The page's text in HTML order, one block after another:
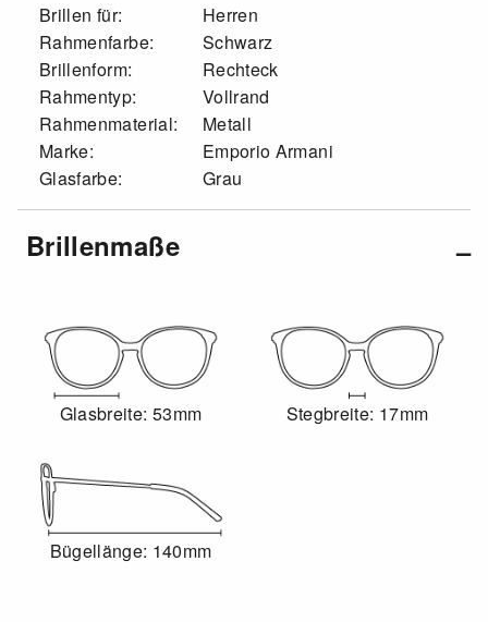
Brillen für:
Herren
Rahmenfarbe:
Schwarz
Brillenform:
Rechteck
Rahmentyp:
Vollrand
Rahmenmaterial:
Metall
Marke:
Emporio Armani
Glasfarbe:
Grau
Brillenmaße
Glasbreite: 53mm Stegbreite: 17mm
Bügellänge: 140mm